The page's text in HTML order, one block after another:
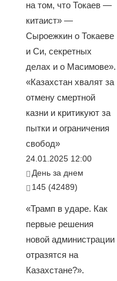
на том, что Токаев —
китаист» —
Сыроежкин о Токаеве
и Си, секретных
делах и о Масимове».
«Казахстан хвалят за
отмену смертной
казни и критикуют за
пытки и ограничения
свобод»
24.01.2025 12:00
День за днем
145 (42489)
«Трамп в ударе. Как
первые решения
новой администрации
отразятся на
Казахстане?».